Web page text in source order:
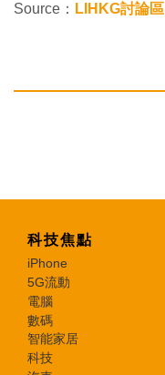
Source： LIHKG討論區
科技焦點
iPhone
5G流動
電腦
數碼
智能家居
科技